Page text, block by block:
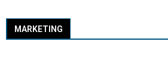
MARKETING